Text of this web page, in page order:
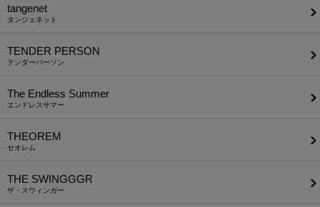
tangenet
タンジェネット
TENDER PERSON
テンダーパーソン
The Endless Summer
エンドレスサマー
THEOREM
セオレム
THE SWINGGGR
ザ・スウィンガー